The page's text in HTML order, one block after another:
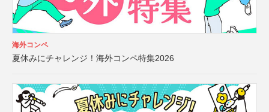
海外コンペ
夏休みにチャレンジ！海外コンペ特集2026